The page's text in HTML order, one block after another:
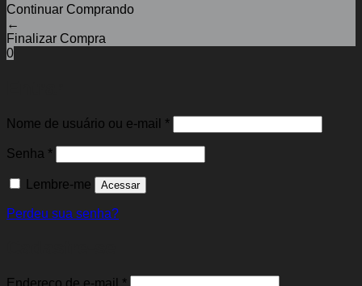
Continuar Comprando
←
Finalizar Compra
0
Nome de usuário ou e-mail *Obrigatório
Senha *Obrigatório
Lembre-me Acessar
Perdeu sua senha?
Obrigatório